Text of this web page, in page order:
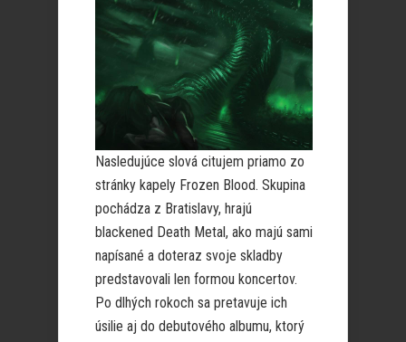
Nasledujúce slová citujem priamo zo
stránky kapely Frozen Blood. Skupina
pochádza z Bratislavy, hrajú
blackened Death Metal, ako majú sami
napísané a doteraz svoje skladby
predstavovali len formou koncertov.
Po dlhých rokoch sa pretavuje ich
úsilie aj do debutového albumu, ktorý